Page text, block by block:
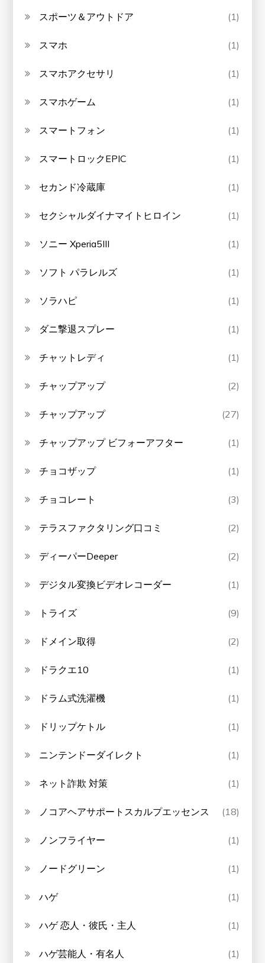
スポーツ＆アウトドア (1)
スマホ (1)
スマホアクセサリ (1)
スマホゲーム (1)
スマートフォン (1)
スマートロックEPIC (1)
セカンド冷蔵庫 (1)
セクシャルダイナマイトヒロイン (1)
ソニー Xperia5III (1)
ソフト パラレルズ (1)
ソラハピ (1)
ダニ撃退スプレー (1)
チャットレディ (1)
チャップアップ (2)
チャップアップ (27)
チャップアップ ビフォーアフター (1)
チョコザップ (1)
チョコレート (3)
テラスファクタリング口コミ (2)
ディーパーDeeper (2)
デジタル変換ビデオレコーダー (1)
トライズ (9)
ドメイン取得 (2)
ドラクエ10 (1)
ドラム式洗濯機 (1)
ドリップケトル (1)
ニンテンドーダイレクト (1)
ネット詐欺 対策 (1)
ノコアヘアサポートスカルプエッセンス (18)
ノンフライヤー (1)
ノードグリーン (1)
ハゲ (1)
ハゲ 恋人・彼氏・主人 (1)
ハゲ芸能人・有名人 (1)